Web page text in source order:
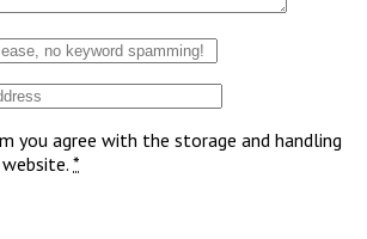
you agree with the storage and handling
*